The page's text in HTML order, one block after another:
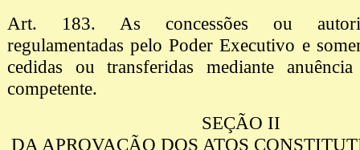
Art. 183. As concessões ou
regulamentadas pelo Poder Executivo e
cedidas ou transferidas mediante
competente.
SEÇÃO II
DA APROVAÇÃO DOS ATOS